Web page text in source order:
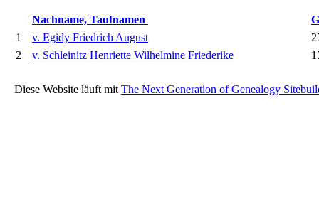
Nachname, Taufnamen
1
v. Egidy Friedrich August
2
v. Schleinitz Henriette Wilhelmine Friederike
Diese Website läuft mit The Next Generation of Genealogy